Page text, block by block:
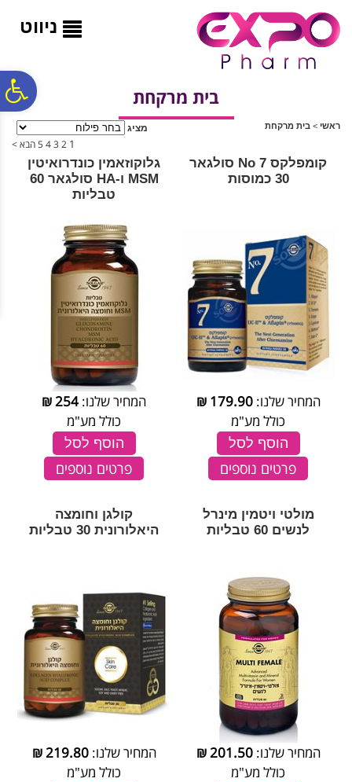
ניווט
בית מרקחת
ראשי > בית מרקחת מציג
1
2
3
4
5הבא >
קומפלקס No 7 סולגאר
30 כמוסות
המחיר שלנו:179.90
₪
כולל מע"מ
הוסף לסל
פרטים נוספים
גלוקוזאמין כונדרואיטין
MSM ו-HA סולגאר 60
טבליות
המחיר שלנו: 254
₪
כולל מע"מ
הוסף לסל
פרטים נוספים
מולטי ויטמין מינרל
לנשים 60 טבליות
המחיר שלנו:201.50
₪
כולל מע"מ
קולגן וחומצה
היאלורונית 30 טבליות
המחיר שלנו:219.80
₪
כולל מע"מ